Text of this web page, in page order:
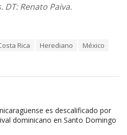
DT: Renato Paiva.
Rica Herediano
México
es descalificado por
dominicano en Santo Domingo